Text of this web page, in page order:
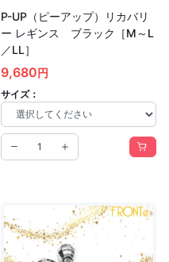
P-UP（ピーアップ）リカバリ
ー レギンス ブラック［M～L
／LL］
9,680円
サイズ：